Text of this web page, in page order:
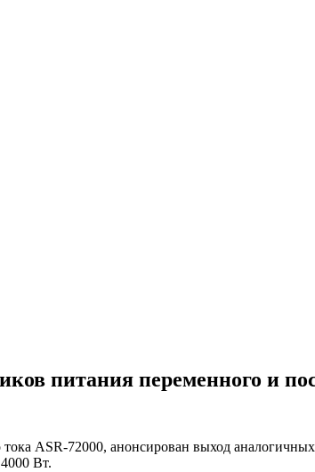
питания переменного и
ASR-72000, анонсирован выход
Вт.